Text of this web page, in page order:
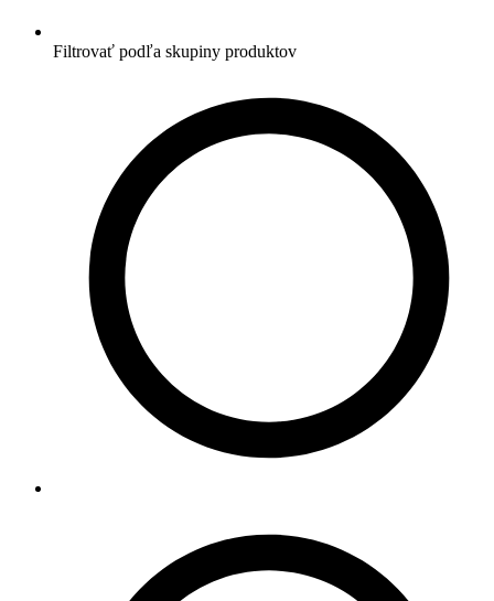
Filtrovať podľa skupiny produktov